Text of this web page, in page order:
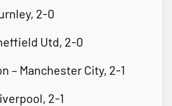
2-0
Utd, 2-0
– Manchester City, 2-1
2-1